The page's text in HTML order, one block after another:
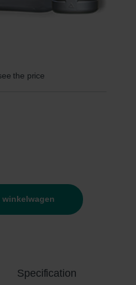
the price
winkelwagen
Specification